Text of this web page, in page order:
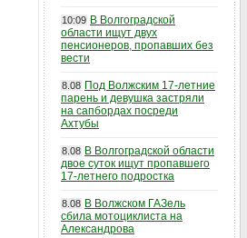
10:09 В Волгоградской
области ищут двух
пенсионеров, пропавших без
вести
8.08 Под Волжским 17-летние
парень и девушка застряли
на сапбордах посреди
Ахтубы
8.08 В Волгоградской области
двое суток ищут пропавшего
17-летнего подростка
8.08 В Волжском ГАЗель
сбила мотоциклиста на
Александрова